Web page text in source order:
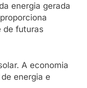
energia gerada
de futuras
A economia
energia e